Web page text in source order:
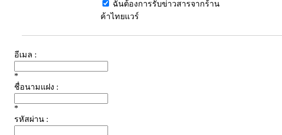
ฉันต้องการรับข่าวสารจากร้าน
ค้าไทยแวร์
อีเมล :
*
ชื่อนามแฝง :
*
รหัสผ่าน :